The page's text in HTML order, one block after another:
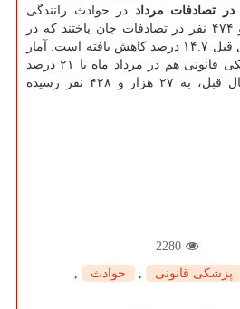
در حوادث رانندگی
مرداد سال جاری یکهزار و ۴۷۴ نفر در تصادفات جان باختند که در
مقایسه با مدت مشابه سال قبل ۱۴.۷ درصد کاهش یافته است. آمار
مصدومان ارجاعی به پزشکی قانونی هم در مرداد ماه با ۲۱ درصد
کاهش نسبت به مرداد سال قبل، به ۲۷ هزار و ۴۲۸ نفر رسیده
2280
پزشكی قانونی حوادث